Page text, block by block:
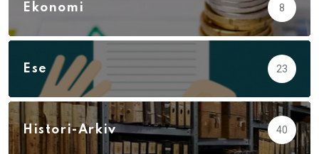
Ekonomi 8
Ese 23
Histori-Arkiv 40